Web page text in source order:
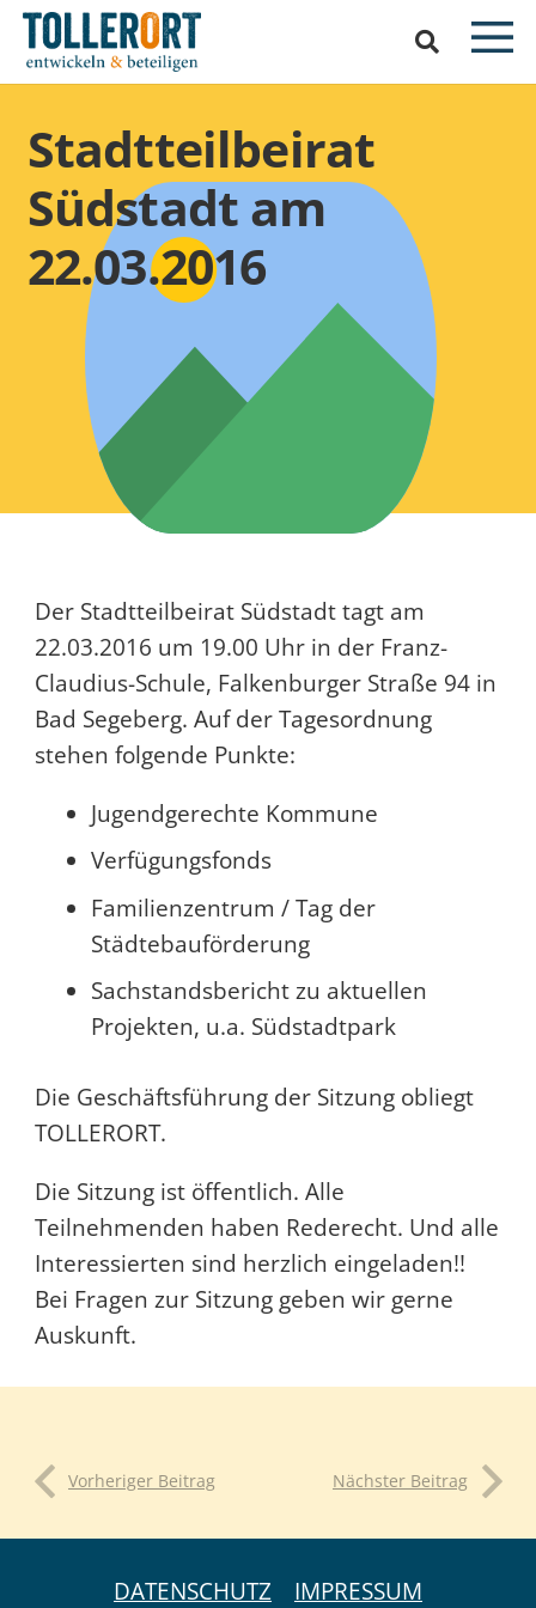
Stadtteilbeirat
Südstadt am
22.03.2016
Der Stadtteilbeirat Südstadt tagt am
22.03.2016 um 19.00 Uhr in der Franz-
Claudius-Schule, Falkenburger Straße 94 in
Bad Segeberg. Auf der Tagesordnung
stehen folgende Punkte:
Jugendgerechte Kommune
Verfügungsfonds
Familienzentrum / Tag der
Städtebauförderung
Sachstandsbericht zu aktuellen
Projekten, u.a. Südstadtpark
Die Geschäftsführung der Sitzung obliegt
TOLLERORT.
Die Sitzung ist öffentlich. Alle
Teilnehmenden haben Rederecht. Und alle
Interessierten sind herzlich eingeladen!!
Bei Fragen zur Sitzung geben wir gerne
Auskunft.
Vorheriger Beitrag Nächster Beitrag
DATENSCHUTZ IMPRESSUM